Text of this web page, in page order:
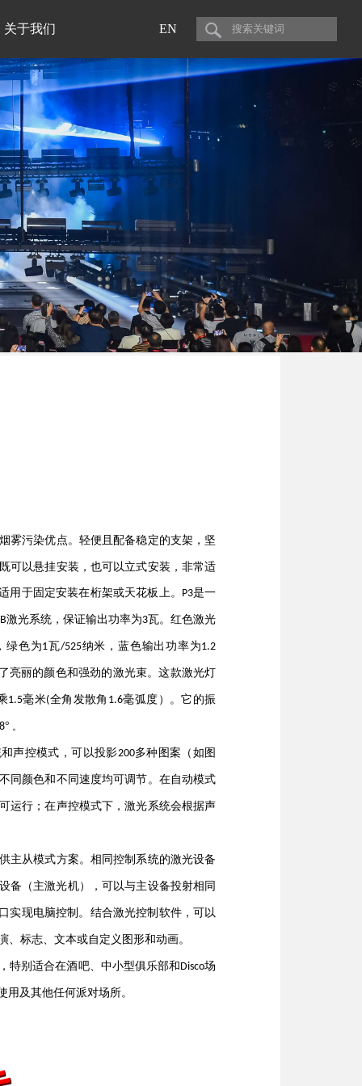
关于我们 EN
雾污染优点。 轻便且配备稳定的支架 ， 坚
可以悬挂安装，也可以立式安装，非常适
用于固定安装在桁架或天花板上。 P3是一
激光系统，保证输出功率为3瓦。红色激光
绿色为1瓦/525纳米，蓝色输出功率为1.2
亮丽的颜色和强劲的激光束。这款激光灯
1.5毫米(全⻆发散⻆ 1.6毫弧度 ） 。它的振
° 。
声控模式 ，可以投影200多种图案（如图
同颜色和不同速度均可调节。在自动模式
运行；在声控模式下，激光系统会根据声
主从模式方案 。 相同控制系统的激光设备
备（主激光机），可以与主设备投射相同
实现电脑控制。结合激光控制软件，可以
、标志、文本或自定义图形和动画。
特别适合在酒吧、中小型俱乐部和 Disco场
用及其他任何派对场所。